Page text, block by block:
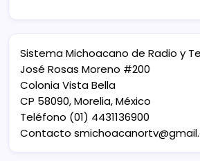
Sistema Michoacano de Radio y
José Rosas Moreno #200
Colonia Vista Bella
CP 58090, Morelia, México
Teléfono (01) 4431136900
Contacto